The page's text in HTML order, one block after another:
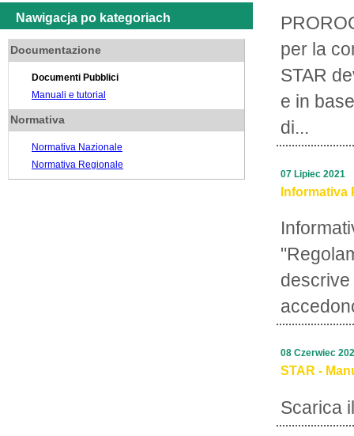
Nawigacja po kategoriach
Documentazione
Documenti Pubblici
Manuali e tutorial
Normativa
Normativa Nazionale
Normativa Regionale
per la
STAR
e in
di...
Informativa
07 Lipiec 2021
STAR -
Scarica
08 Czerwiec